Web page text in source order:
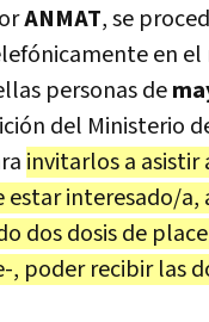
ANMAT, se
en el
personas de
del Ministerio
invitarlos a asistir
estar interesado/a,
dos dosis de
, poder recibir las